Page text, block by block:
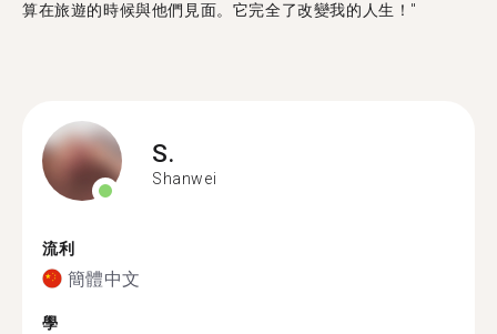
算在旅遊的時候與他們見面。它完全了改變我的人生！"
S.
Shanwei
流利
簡體中文
學